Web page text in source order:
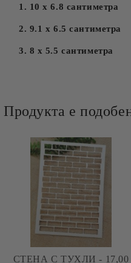
1. 10 х 6.8 сантиметра
2. 9.1 х 6.5 сантиметра
3. 8 х 5.5 сантиметра
СТЕНА С ТУХЛИ - 17,00